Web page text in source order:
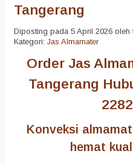
Tangerang
Diposting pada 5 April 2026
Kategori: Jas Almamater
Order Jas
Tangerang
Konveksi
hemat